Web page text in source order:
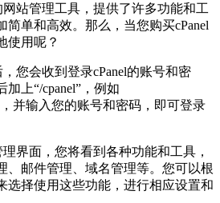
站管理工具，提供了许多功能和工
简单和高效。那么，当您购买cPanel
使用呢？
您会收到登录cPanel的账号和密
上“/cpanel”，例如
，并输入您的账号和密码，即可登录
界面，您将看到各种功能和工具，
、邮件管理、域名管理等。您可以根
选择使用这些功能，进行相应设置和